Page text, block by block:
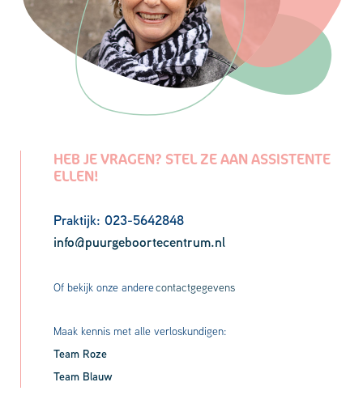
HEB JE VRAGEN? STEL ZE AAN ASSISTENTE
ELLEN!
Praktijk: 023-5642848
info@puurgeboortecentrum.nl
Of bekijk onze anderecontactgegevens
Maak kennis met alle verloskundigen:
Team Roze
Team Blauw